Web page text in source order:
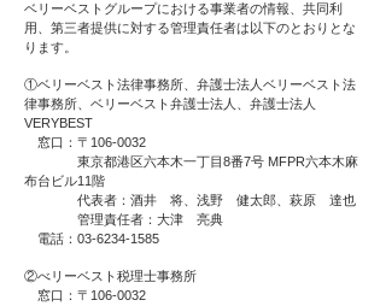
ベリーベストグループにおける事業者の情報、共同利
用、第三者提供に対する管理責任者は以下のとおりとな
ります。
①ベリーベスト法律事務所、弁護士法人ベリーベスト法
律事務所、ベリーベスト弁護士法人、弁護士法人
VERYBEST
窓口：〒106-0032
東京都港区六本木一丁目8番7号 MFPR六本木麻
布台ビル11階
代表者：酒井 将、浅野 健太郎、萩原 達也
管理責任者：大津 亮典
電話：03-6234-1585
②べリーベスト税理士事務所
窓口：〒106-0032